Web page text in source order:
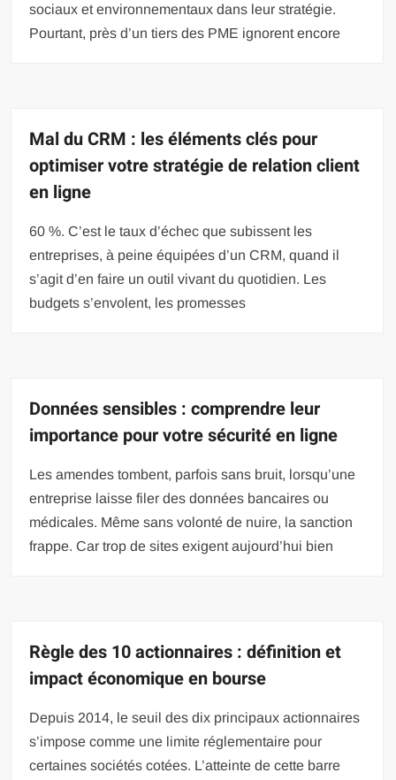
sociaux et environnementaux dans leur stratégie.
Pourtant, près d’un tiers des PME ignorent encore
Mal du CRM : les éléments clés pour
optimiser votre stratégie de relation client
en ligne
60 %. C’est le taux d’échec que subissent les
entreprises, à peine équipées d’un CRM, quand il
s’agit d’en faire un outil vivant du quotidien. Les
budgets s’envolent, les promesses
Données sensibles : comprendre leur
importance pour votre sécurité en ligne
Les amendes tombent, parfois sans bruit, lorsqu’une
entreprise laisse filer des données bancaires ou
médicales. Même sans volonté de nuire, la sanction
frappe. Car trop de sites exigent aujourd’hui bien
Règle des 10 actionnaires : définition et
impact économique en bourse
Depuis 2014, le seuil des dix principaux actionnaires
s’impose comme une limite réglementaire pour
certaines sociétés cotées. L’atteinte de cette barre